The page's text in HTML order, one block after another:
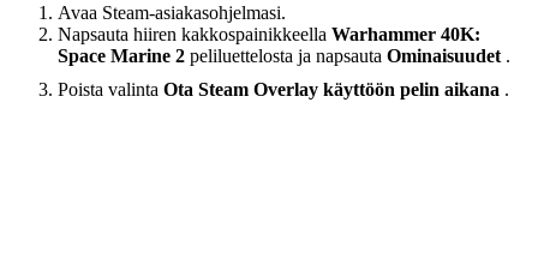
Avaa Steam-asiakasohjelmasi.
Napsauta hiiren kakkospainikkeella Warhammer 40K:
Space Marine 2 peliluettelosta ja napsauta Ominaisuudet .
Poista valinta Ota Steam Overlay käyttöön pelin aikana .